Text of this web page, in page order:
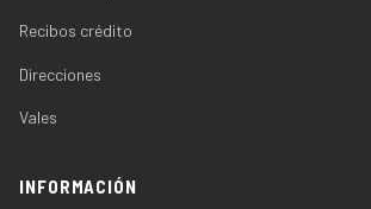
Recibos crédito
Direcciones
Vales
INFORMACIÓN